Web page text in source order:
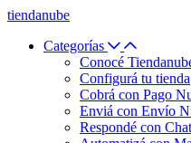
tiendanube
Categorías
Conocé
Configurá tu tienda
Cobrá con Pago
Enviá con Envío
Respondé con